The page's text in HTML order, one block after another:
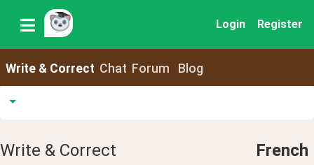
Login Register
Write & Correct Chat Forum Blog
Write & Correct French